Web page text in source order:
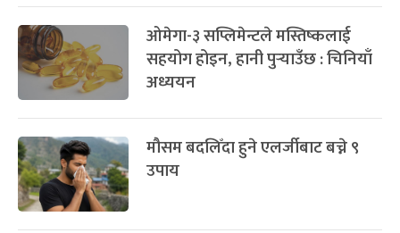
ओमेगा-३ सप्लिमेन्टले मस्तिष्कलाई
सहयोग होइन, हानी पुर्‍याउँछ : चिनियाँ
अध्ययन
मौसम बदलिँदा हुने एलर्जीबाट बच्ने ९
उपाय